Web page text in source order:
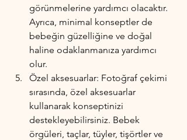
görünmelerine yardımcı olacaktır.
Ayrıca, minimal konseptler de
bebeğin güzelliğine ve doğal
haline odaklanmanıza yardımcı
olur.
Özel aksesuarlar: Fotoğraf çekimi
sırasında, özel aksesuarlar
kullanarak konseptinizi
destekleyebilirsiniz. Bebek
örgüleri, taçlar, tüyler, tişörtler ve